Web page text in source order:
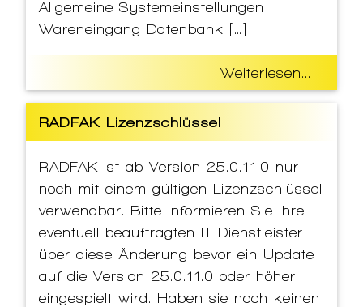
Allgemeine Systemeinstellungen
Wareneingang Datenbank […]
Weiterlesen...
RADFAK Lizenzschlüssel
RADFAK ist ab Version 25.0.11.0 nur
noch mit einem gültigen Lizenzschlüssel
verwendbar. Bitte informieren Sie ihre
eventuell beauftragten IT Dienstleister
über diese Änderung bevor ein Update
auf die Version 25.0.11.0 oder höher
eingespielt wird. Haben sie noch keinen